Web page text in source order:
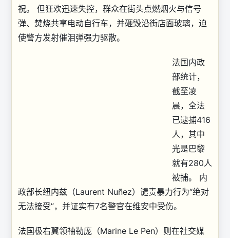
祝。 但狂欢迅速失控，群众在街头点燃烟火与信号
弹、焚烧共享电动自行车，并砸毁沿街店面玻璃，迫
使警方发射催泪弹强力驱散。
法国内政
部统计，
截至凌
晨，全法
已逮捕416
人，其中
光是巴黎
就有280人
被捕。 内
政部长纽内兹（Laurent Nuñez）谴责暴力行为“绝对
无法接受”，并证实有7名警官在维安中受伤。
法国极右翼领袖勒庞（Marine Le Pen）则在社交媒